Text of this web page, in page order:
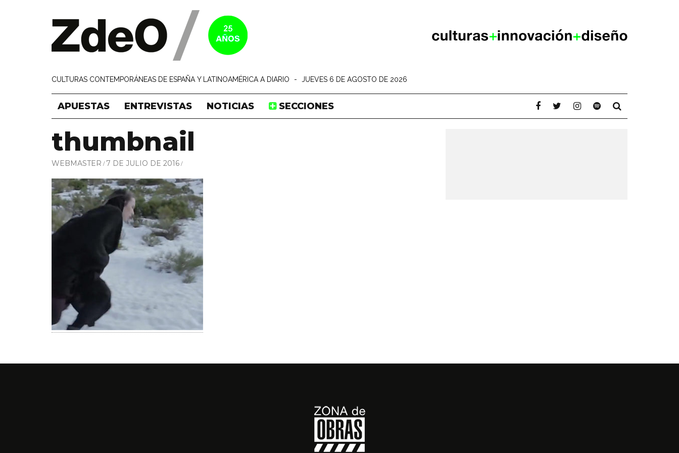
CULTURAS CONTEMPORÁNEAS DE ESPAÑA Y LATINOAMÉRICA A DIARIO - JUEVES 6 DE AGOSTO DE 2026
APUESTAS ENTREVISTAS NOTICIAS SECCIONES
thumbnail
WEBMASTER 7 DE JULIO DE 2016